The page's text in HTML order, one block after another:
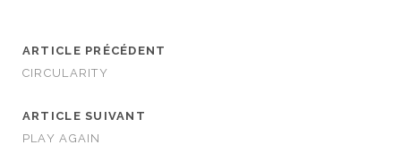
ARTICLE PRÉCÉDENT
CIRCULARITY
ARTICLE SUIVANT
PLAY AGAIN